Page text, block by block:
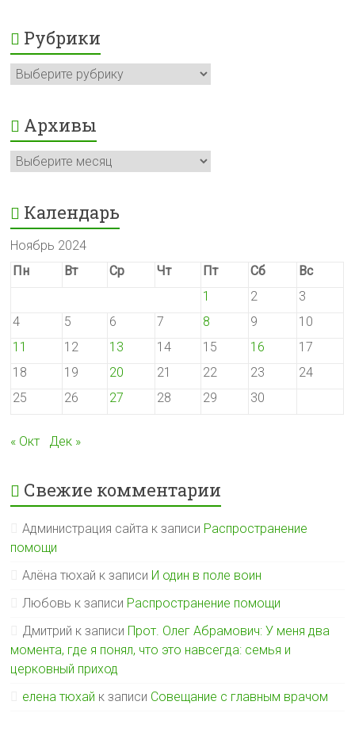
Рубрики
Рубрики
Архивы
Архивы
Календарь
Ноябрь 2024
Пн
Вт Ср Чт Пт Сб
Вс
1
2
3
4
5 6 7 8 9
10
11
12 13 14 15 16
17
18
19 20 21 22 23
24
25
26 27 28 29 30
« Окт Дек »
Свежие комментарии
Администрация сайта к записи Распространение
помощи
Алёна тюхай к записи И один в поле воин
Любовь к записи Распространение помощи
Дмитрий к записи Прот. Олег Абрамович: У меня два
момента, где я понял, что это навсегда: семья и
церковный приход
елена тюхай к записи Совещание с главным врачом